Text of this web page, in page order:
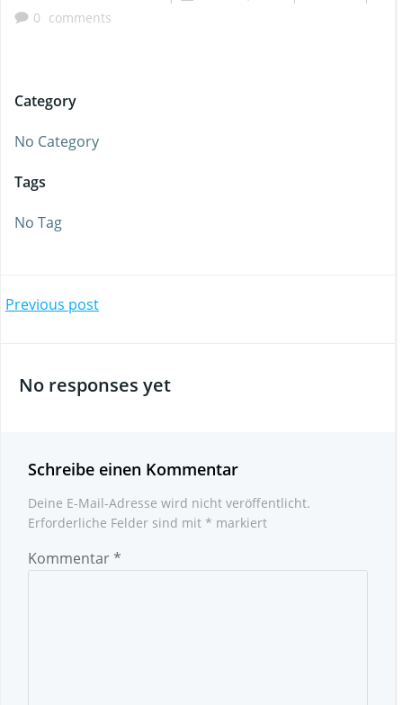
0 comments
Category
No Category
Tags
No Tag
Beitragsnavigation
Previous post
No responses yet
Schreibe einen Kommentar
Deine E-Mail-Adresse wird nicht veröffentlicht.
Erforderliche Felder sind mit * markiert
Kommentar*